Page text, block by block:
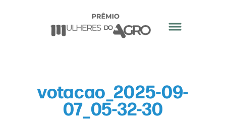
votacao_2025-09-
07_05-32-30